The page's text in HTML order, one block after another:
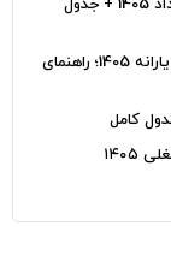
قیمت مرغ، ماهی و تخم مرغ امروز پنجشنبه 15 مرداد 1405 + جدول
استعلام کالابرگ الکترونیکی و وضعیت دهک‌بندی یارانه 1405؛ راهنمای